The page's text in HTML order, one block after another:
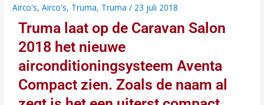
Airco's,Airco's, Truma, Truma / 23 juli 2018
Truma laat op de Caravan Salon
2018 het nieuwe
airconditioningsysteem Aventa
Compact zien. Zoals de naam al